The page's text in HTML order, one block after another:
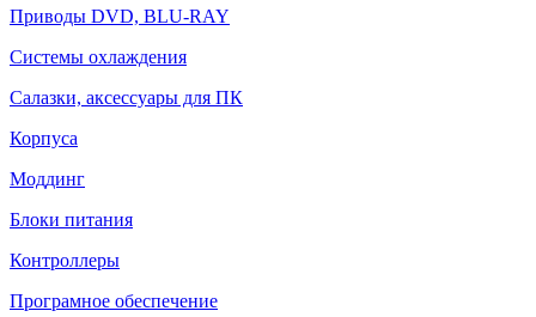
Приводы DVD, BLU-RAY
Системы охлаждения
Салазки, аксессуары для ПК
Корпуса
Моддинг
Блоки питания
Контроллеры
Програмное обеспечение